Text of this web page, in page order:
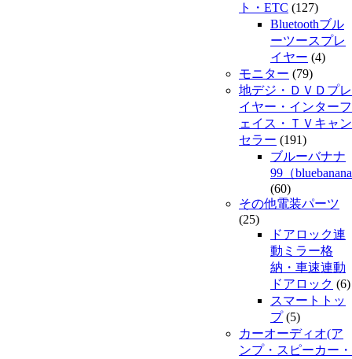
ト・ETC (127)
Bluetoothブル
ーツースプレ
イヤー (4)
モニター (79)
地デジ・ＤＶＤプレ
イヤー・インターフ
ェイス・ＴＶキャン
セラー (191)
ブルーバナナ
99（
(60)
その他電装パーツ
(25)
ドアロック連
動ミラー格
納・車速連動
ドアロック (6)
スマートトッ
プ(5)
カーオーディオ(ア
ンプ・スピーカー・